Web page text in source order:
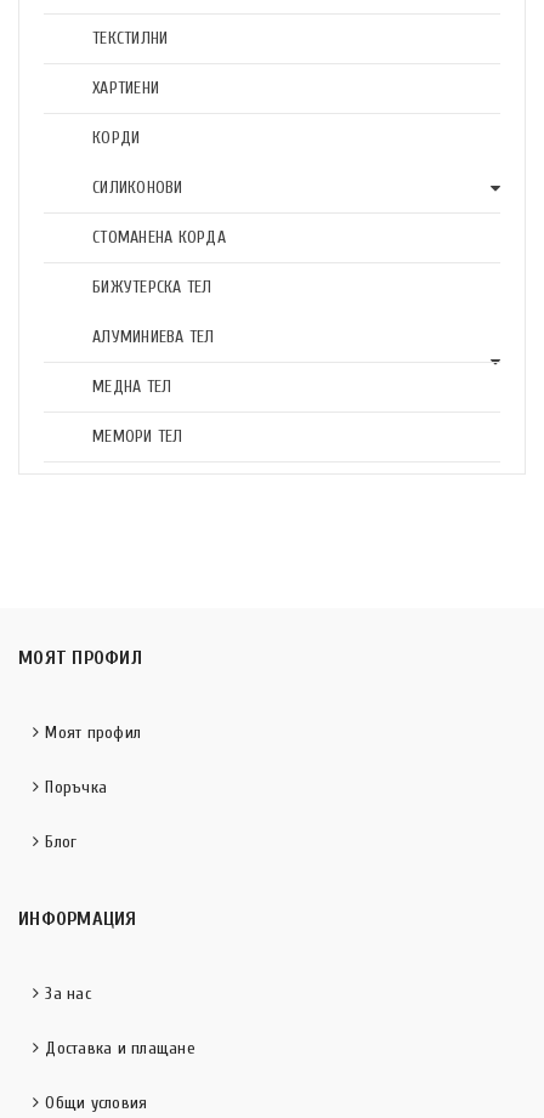
ТЕКСТИЛНИ
ХАРТИЕНИ
КОРДИ
СИЛИКОНОВИ
СТОМАНЕНА КОРДА
БИЖУТЕРСКА ТЕЛ
АЛУМИНИЕВА ТЕЛ
МЕДНА ТЕЛ
МЕМОРИ ТЕЛ
МОЯТ ПРОФИЛ
Моят профил
Поръчка
Блог
ИНФОРМАЦИЯ
За нас
Доставка и плащане
Общи условия